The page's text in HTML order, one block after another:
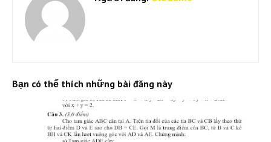
Bạn có thể thích những bài đăng này